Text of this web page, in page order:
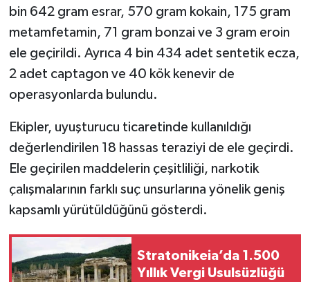
bin 642 gram esrar, 570 gram kokain, 175 gram
metamfetamin, 71 gram bonzai ve 3 gram eroin
ele geçirildi. Ayrıca 4 bin 434 adet sentetik ecza,
2 adet captagon ve 40 kök kenevir de
operasyonlarda bulundu.
Ekipler, uyuşturucu ticaretinde kullanıldığı
değerlendirilen 18 hassas teraziyi de ele geçirdi.
Ele geçirilen maddelerin çeşitliliği, narkotik
çalışmalarının farklı suç unsurlarına yönelik geniş
kapsamlı yürütüldüğünü gösterdi.
Stratonikeia’da 1.500
Yıllık Vergi Usulsüzlüğü